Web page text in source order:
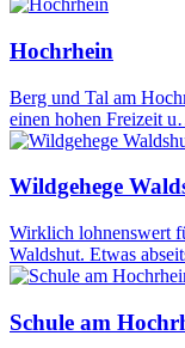
Hochrhein
Berg und Tal am
einen hohen Freizeit
Wildgehege
Wirklich lohnenswert
Waldshut. Etwas
Schule am